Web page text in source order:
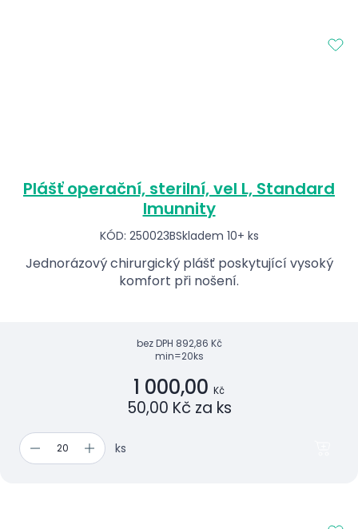
Plášť operační, sterilní, vel L, Standard
Imunnity
KÓD: 250023BSkladem 10+ ks
Jednorázový chirurgický plášť poskytující vysoký
komfort při nošení.
bez DPH 892,86 Kč
min=20ks
1 000,00 Kč
50,00 Kč za ks
ks